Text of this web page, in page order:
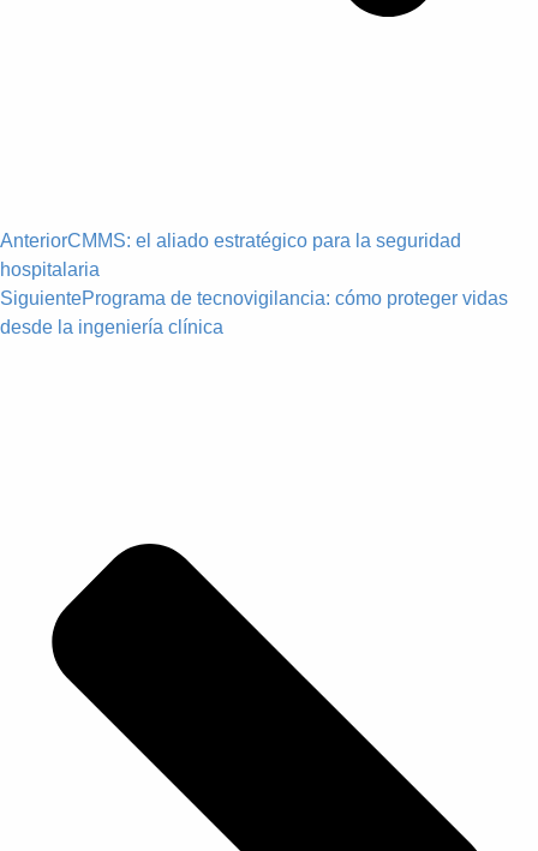
AnteriorCMMS: el aliado estratégico para la seguridad
hospitalaria
SiguientePrograma de tecnovigilancia: cómo proteger vidas
desde la ingeniería clínica